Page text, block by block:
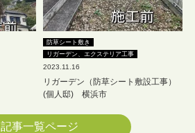
防草シート敷き
リガーデン、エクステリア工事
2023.11.16
リガーデン（防草シート敷設工事）
(個人邸) 横浜市
記事一覧ページ